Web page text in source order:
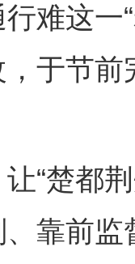
难这一
于节
楚都荆
靠前监